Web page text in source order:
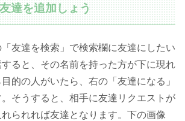
達を追加しょう
友達を検索」で検索欄に友達にしたい
ると、その名前を持った方が下に現れ
的の人がいたら、右の「友達になる」
そうすると、相手に友達リクエストが
られれば友達となります。下の画像